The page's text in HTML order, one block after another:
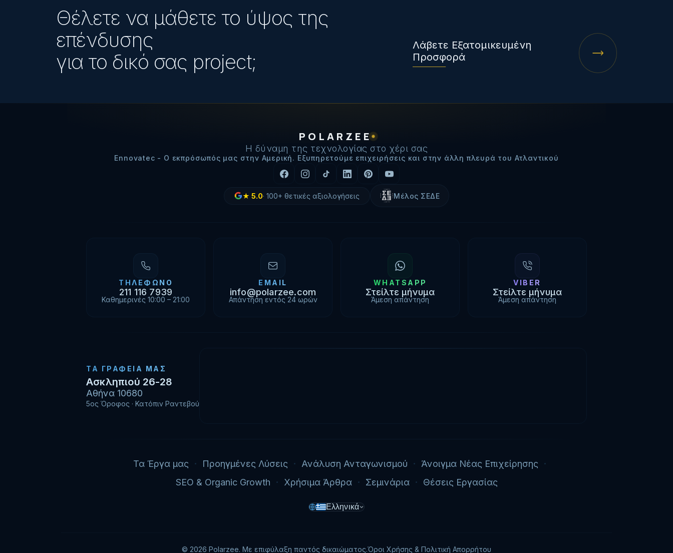
Θέλετε να μάθετε το ύψος της
επένδυσης
για το δικό σας project;
Λάβετε Εξατομικευμένη
Προσφορά
POLARZEE
Η δύναμη της τεχνολογίας στο χέρι σας
Ennovatec - Ο εκπρόσωπός μας στην Αμερική. Εξυπηρετούμε επιχειρήσεις και στην άλλη πλευρά του Ατλαντικού
★ 5.0· 100+ θετικές αξιολογήσεις Μέλος ΣΕΔΕ
ΤΗΛΈΦΩΝΟ
211 116 7939
Καθημερινές 10:00 – 21:00
EMAIL
info@polarzee.com
Απάντηση εντός 24 ωρών
WHATSAPP
Στείλτε μήνυμα
Άμεση απάντηση
VIBER
Στείλτε μήνυμα
Άμεση απάντηση
ΤΑ ΓΡΑΦΕΊΑ ΜΑΣ
Ασκληπιού 26-28
Αθήνα 10680
5ος Όροφος · Κατόπιν Ραντεβού
Τα Έργα μας Προηγμένες Λύσεις Ανάλυση Ανταγωνισμού
Άνοιγμα Νέας Επιχείρησης
SEO & Organic Growth
Χρήσιμα Άρθρα Σεμινάρια Θέσεις Εργασίας
Ελληνικά
© 2026 Polarzee. Με επιφύλαξη παντός δικαιώματος.Όροι Χρήσης & Πολιτική Απορρήτου